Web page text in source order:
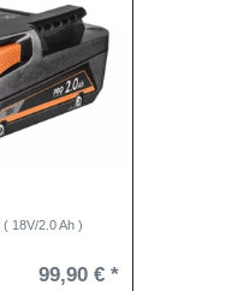
18V/2.0 Ah )
99,90 € *